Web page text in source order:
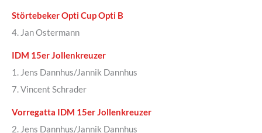
Störtebeker Opti Cup Opti B
4. Jan Ostermann
IDM 15er Jollenkreuzer
1. Jens Dannhus/Jannik Dannhus
7. Vincent Schrader
Vorregatta IDM 15er Jollenkreuzer
2. Jens Dannhus/Jannik Dannhus